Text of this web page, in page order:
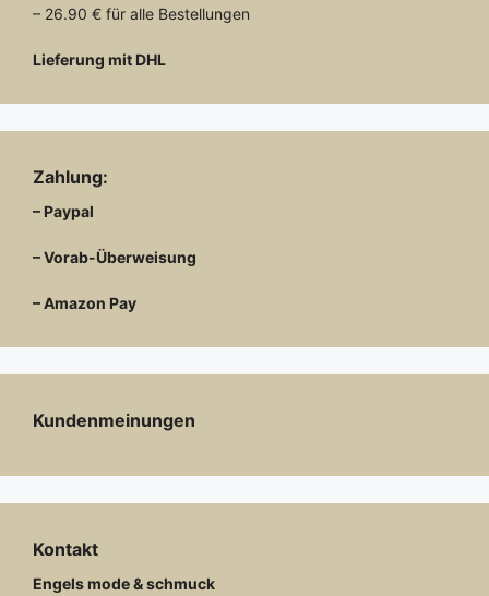
– 26.90 € für alle Bestellungen
Lieferung mit DHL
Zahlung:
– Paypal
– Vorab-Überweisung
– Amazon Pay
Kundenmeinungen
Kontakt
Engels mode & schmuck